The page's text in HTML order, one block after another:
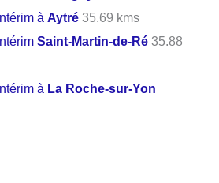
àAytré 35.69 kms
Saint-Martin-de-Ré 35.88
à La Roche-sur-Yon